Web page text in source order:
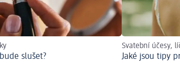
slušet?
Svatební účesy,
Jaké jsou tipy